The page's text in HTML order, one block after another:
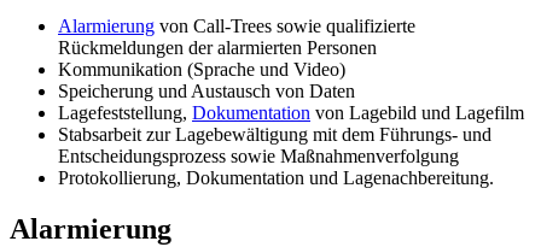
Alarmierung von Call-Trees sowie qualifizierte
Rückmeldungen der alarmierten Personen
Kommunikation (Sprache und Video)
Speicherung und Austausch von Daten
Lagefeststellung, Dokumentation von Lagebild und Lagefilm
Stabsarbeit zur Lagebewältigung mit dem Führungs- und
Entscheidungsprozess sowie Maßnahmenverfolgung
Protokollierung, Dokumentation und Lagenachbereitung.
Alarmierung